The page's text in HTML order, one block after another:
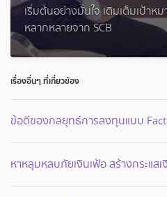
เริ่มต้นอย่างมั่นใจ เติมเต็มเป้า
หลากหลายจาก SCB
เรื่องอื่นๆ ที่เกี่ยวข้อง
ข้อดีของกลยุทธ์การลงทุนแบบ
หาหลุมหลบภัยเงินเฟ้อ สร้างกระแส